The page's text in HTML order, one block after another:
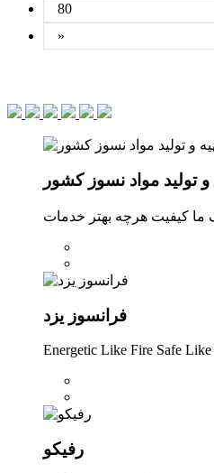
80
»
تولید مواد نسوز کشور
کیفیت هرچه بهتر خدمات
فرانسوز یزد
Energetic Like Fire Safe Like
رفیکو